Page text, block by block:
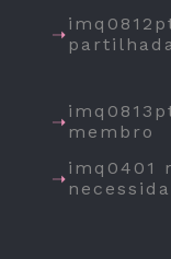
membro
imq0401